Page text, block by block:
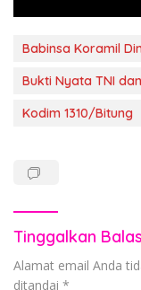
Babinsa Koramil
Bukti Nyata TNI
Kodim 1310/Bitung
Tinggalkan
Alamat email Anda
ditandai *